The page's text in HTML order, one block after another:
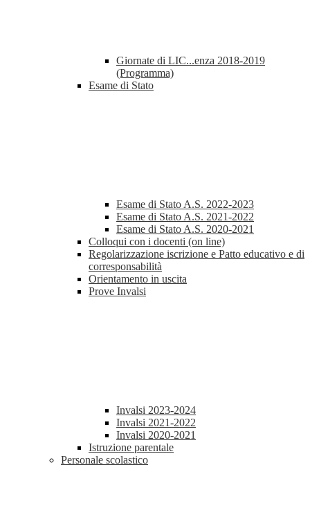
Giornate di LIC...enza 2018-2019
(Programma)
Esame di Stato
Esame di Stato A.S. 2022-2023
Esame di Stato A.S. 2021-2022
Esame di Stato A.S. 2020-2021
Colloqui con i docenti (on line)
Regolarizzazione iscrizione e Patto educativo e di
corresponsabilità
Orientamento in uscita
Prove Invalsi
Invalsi 2023-2024
Invalsi 2021-2022
Invalsi 2020-2021
Istruzione parentale
Personale scolastico